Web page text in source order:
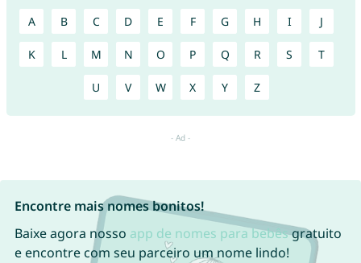
A B C D E F G H I J
K L M N O P Q R S T
U V W X Y Z
Encontre mais nomes bonitos!
Baixe agora nosso app de nomes para bebêsgratuito
e encontre com seu parceiro um nome lindo!